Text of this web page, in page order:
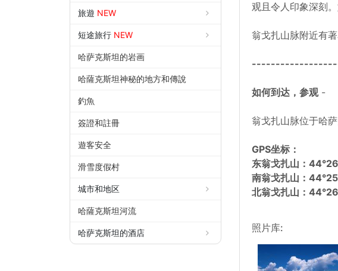
旅遊 NEW
短途旅行 NEW
哈萨克斯坦的岩画
哈薩克斯坦神秘的地方和傳說
釣魚
簽證和註冊
遊客安全
滑雪度假村
城市和地区
哈薩克斯坦河流
哈萨克斯坦的酒店
观且令人印象深刻
翁戈扎山脉附近有
如何到达，参观-
翁戈扎山脉位于哈
GPS坐标：
东翁戈扎山：
南翁戈扎山：
北翁戈扎山：
照片库: